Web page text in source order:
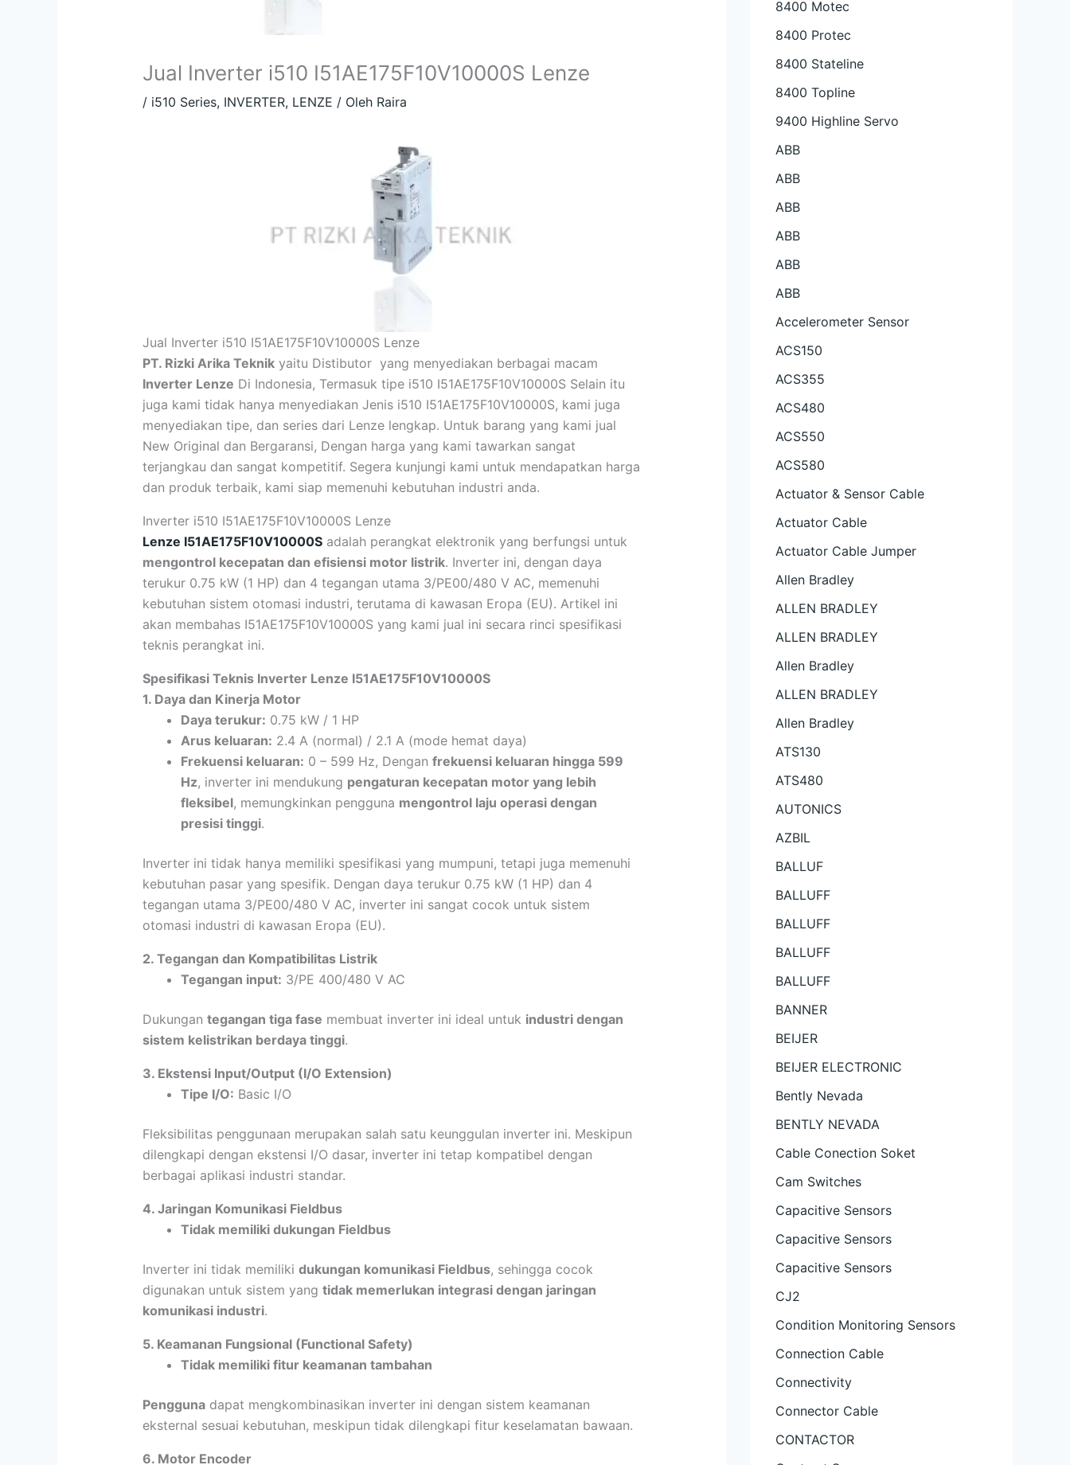
Jual Inverter i510 I51AE175F10V10000S Lenze
/ i510 Series, INVERTER, LENZE / Oleh Raira
Jual Inverter i510 I51AE175F10V10000S Lenze
PT. Rizki Arika Teknikyaitu Distibutor yang menyediakan berbagai macam
Inverter Lenze Di Indonesia, Termasuk tipe i510 I51AE175F10V10000S Selain itu
juga kami tidak hanya menyediakan Jenis i510 I51AE175F10V10000S, kami juga
menyediakan tipe, dan series dari Lenze lengkap. Untuk barang yang kami jual
New Original dan Bergaransi, Dengan harga yang kami tawarkan sangat
terjangkau dan sangat kompetitif. Segera kunjungi kami untuk mendapatkan harga
dan produk terbaik, kami siap memenuhi kebutuhan industri anda.
Inverter i510 I51AE175F10V10000S Lenze
Lenze I51AE175F10V10000Sadalah perangkat elektronik yang berfungsi untuk
mengontrol kecepatan dan efisiensi motor listrik. Inverter ini, dengan daya
terukur 0.75 kW (1 HP) dan 4 tegangan utama 3/PE00/480 V AC, memenuhi
kebutuhan sistem otomasi industri, terutama di kawasan Eropa (EU). Artikel ini
akan membahas I51AE175F10V10000S yang kami jual ini secara rinci spesifikasi
teknis perangkat ini.
Spesifikasi Teknis Inverter Lenze I51AE175F10V10000S
1. Daya dan Kinerja Motor
Daya terukur: 0.75 kW / 1 HP
Arus keluaran: 2.4 A (normal) / 2.1 A (mode hemat daya)
Frekuensi keluaran: 0 – 599 Hz, Dengan frekuensi keluaran hingga 599
Hz, inverter ini mendukung pengaturan kecepatan motor yang lebih
fleksibel, memungkinkan pengguna mengontrol laju operasi dengan
presisi tinggi.
Inverter ini tidak hanya memiliki spesifikasi yang mumpuni, tetapi juga memenuhi
kebutuhan pasar yang spesifik. Dengan daya terukur 0.75 kW (1 HP) dan 4
tegangan utama 3/PE00/480 V AC, inverter ini sangat cocok untuk sistem
otomasi industri di kawasan Eropa (EU).
2. Tegangan dan Kompatibilitas Listrik
Tegangan input: 3/PE 400/480 V AC
Dukungan tegangan tiga fase membuat inverter ini ideal untuk industri dengan
sistem kelistrikan berdaya tinggi.
3. Ekstensi Input/Output (I/O Extension)
Tipe I/O: Basic I/O
Fleksibilitas penggunaan merupakan salah satu keunggulan inverter ini. Meskipun
dilengkapi dengan ekstensi I/O dasar, inverter ini tetap kompatibel dengan
berbagai aplikasi industri standar.
4. Jaringan Komunikasi Fieldbus
Tidak memiliki dukungan Fieldbus
Inverter ini tidak memiliki dukungan komunikasi Fieldbus, sehingga cocok
digunakan untuk sistem yang tidak memerlukan integrasi dengan jaringan
komunikasi industri.
5. Keamanan Fungsional (Functional Safety)
Tidak memiliki fitur keamanan tambahan
Penggunadapat mengkombinasikan inverter ini dengan sistem keamanan
eksternal sesuai kebutuhan, meskipun tidak dilengkapi fitur keselamatan bawaan.
6. Motor Encoder
8400 Motec
8400 Protec
8400 Stateline
8400 Topline
9400 Highline Servo
ABB
ABB
ABB
ABB
ABB
ABB
Accelerometer Sensor
ACS150
ACS355
ACS480
ACS550
ACS580
Actuator & Sensor Cable
Actuator Cable
Actuator Cable Jumper
Allen Bradley
ALLEN BRADLEY
ALLEN BRADLEY
Allen Bradley
ALLEN BRADLEY
Allen Bradley
ATS130
ATS480
AUTONICS
AZBIL
BALLUF
BALLUFF
BALLUFF
BALLUFF
BALLUFF
BANNER
BEIJER
BEIJER ELECTRONIC
Bently Nevada
BENTLY NEVADA
Cable Conection Soket
Cam Switches
Capacitive Sensors
Capacitive Sensors
Capacitive Sensors
CJ2
Condition Monitoring Sensors
Connection Cable
Connectivity
Connector Cable
CONTACTOR